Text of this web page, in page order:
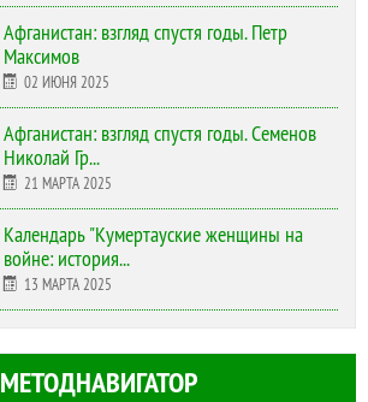
Афганистан: взгляд спустя годы. Петр
Максимов
02 ИЮНЯ 2025
Афганистан: взгляд спустя годы. Семенов
Николай Гр...
21 МАРТА 2025
Календарь "Кумертауские женщины на
войне: история...
13 МАРТА 2025
МЕТОДНАВИГАТОР